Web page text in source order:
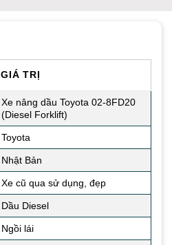
GIÁ TRỊ
Xe nâng dầu Toyota 02-8FD20
(Diesel Forklift)
Toyota
Nhật Bản
Xe cũ qua sử dụng, đẹp
Dầu Diesel
Ngồi lái